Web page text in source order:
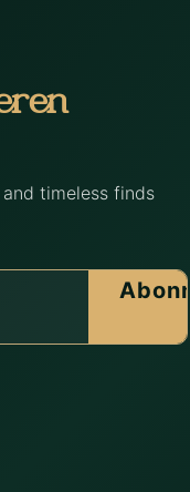
timeless finds